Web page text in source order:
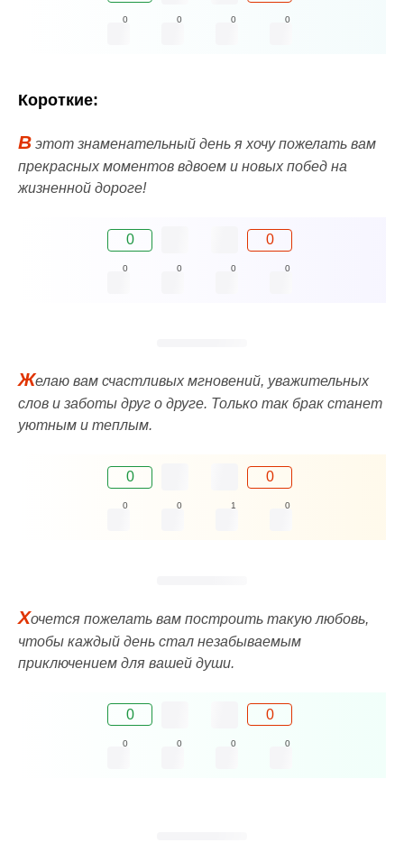
0 0 0 0
Короткие:
В этот знаменательный день я хочу пожелать вам
прекрасных моментов вдвоем и новых побед на
жизненной дороге!
0 0
0 0 0 0
Желаю вам счастливых мгновений, уважительных
слов и заботы друг о друге. Только так брак станет
уютным и теплым.
0 0
0 0 1 0
Хочется пожелать вам построить такую любовь,
чтобы каждый день стал незабываемым
приключением для вашей души.
0 0
0 0 0 0